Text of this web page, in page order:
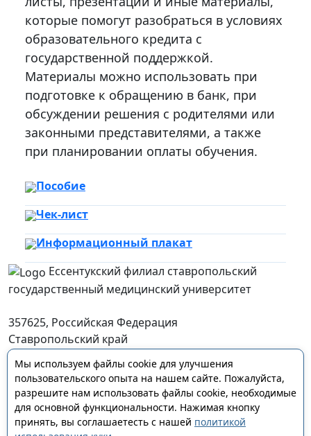
Мы используем файлы cookie для улучшения
пользовательского опыта на нашем сайте. Пожалуйста,
разрешите нам использовать файлы cookie, необходимые
для основной функциональности. Нажимая кнопку
принять, вы соглашаетесть с нашей политикой
которые помогут разобраться в условиях
образовательного кредита с
государственной поддержкой.
Материалы можно использовать при
подготовке к обращению в банк, при
обсуждении решения с родителями или
законными представителями, а также
при планировании оплаты обучения.
Пособие
Чек-лист
Информационный плакат
Ессентукский филиал ставропольский
государственный медицинский университет
357625, Российская Федерация
Ставропольский край
г. Ессентуки, ул. Пятигорская, д. 123
essentFil@stgmu.ru